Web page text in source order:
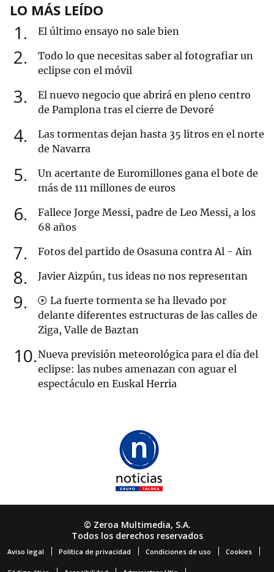
LO MÁS LEÍDO
1 El último ensayo no sale bien
2
Todo lo que necesitas saber al fotografiar un
eclipse con el móvil
3
El nuevo negocio que abrirá en pleno centro
de Pamplona tras el cierre de Devoré
4
Las tormentas dejan hasta 35 litros en el norte
de Navarra
5
Un acertante de Euromillones gana el bote de
más de 111 millones de euros
6
Fallece Jorge Messi, padre de Leo Messi, a los
68 años
7 Fotos del partido de Osasuna contra Al - Ain
8 Javier Aizpún, tus ideas no nos representan
9
La fuerte tormenta se ha llevado por
delante diferentes estructuras de las calles de
Ziga, Valle de Baztan
10 Nueva previsión meteorológica para el día del
eclipse: las nubes amenazan con aguar el
espectáculo en Euskal Herria
© Zeroa Multimedia, S.A.
Todos los derechos reservados
Aviso legal Política de privacidad Condiciones de uso Cookies